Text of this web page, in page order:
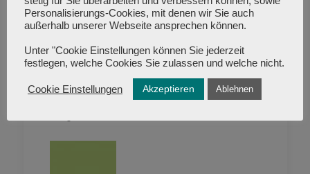
Saphire
Personalisierungs-Cookies, mit denen wir Sie auch
außerhalb unserer Webseite ansprechen können.
Unter "Cookie Einstellungen können Sie jederzeit
festlegen, welche Cookies Sie zulassen und welche nicht.
Cookie Einstellungen Akzeptieren Ablehnen